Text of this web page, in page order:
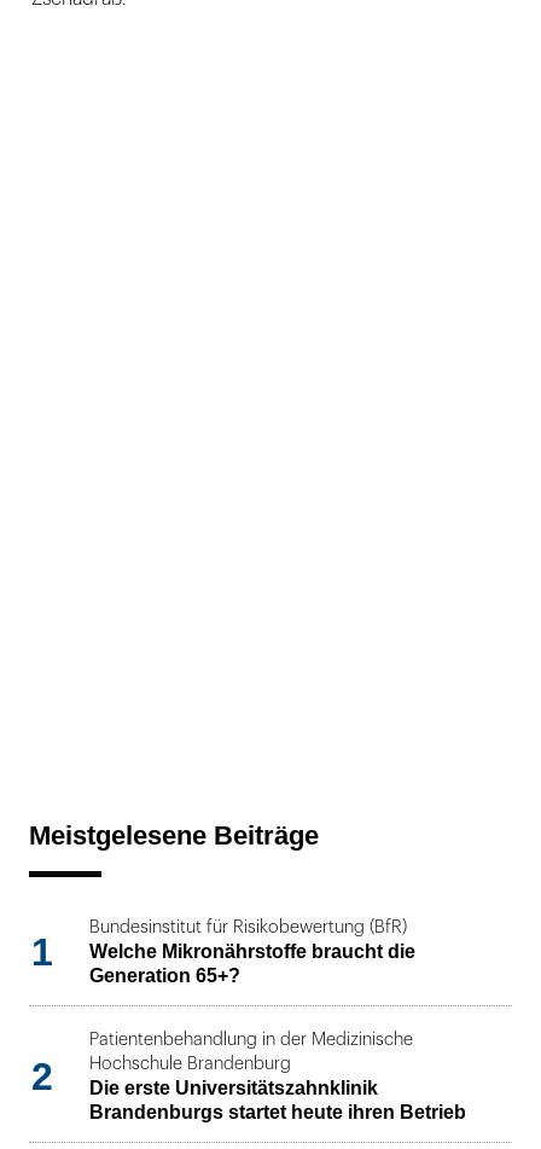
Meistgelesene Beiträge
1
Bundesinstitut für Risikobewertung (BfR)
Welche Mikronährstoffe braucht die
Generation 65+?
2
Patientenbehandlung in der Medizinische
Hochschule Brandenburg
Die erste Universitätszahnklinik
Brandenburgs startet heute ihren Betrieb